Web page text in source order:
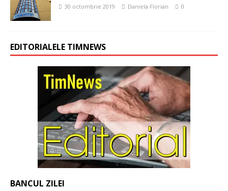
30 octombrie 2019 Daniela Florian 0
EDITORIALELE TIMNEWS
BANCUL ZILEI